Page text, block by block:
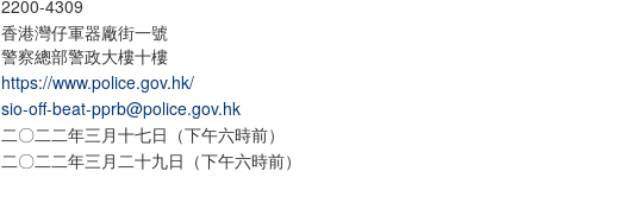
2200-4309
香港灣仔軍器廠街一號
警察總部警政大樓十樓
https://www.police.gov.hk/
sio-off-beat-pprb@police.gov.hk
二〇二二年三月十七日（下午六時前）
二〇二二年三月二十九日（下午六時前）